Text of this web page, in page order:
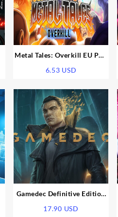
Metal Tales: Overkill EU PS5
6.53 USD
Gamedec Definitive Edition
17.90 USD